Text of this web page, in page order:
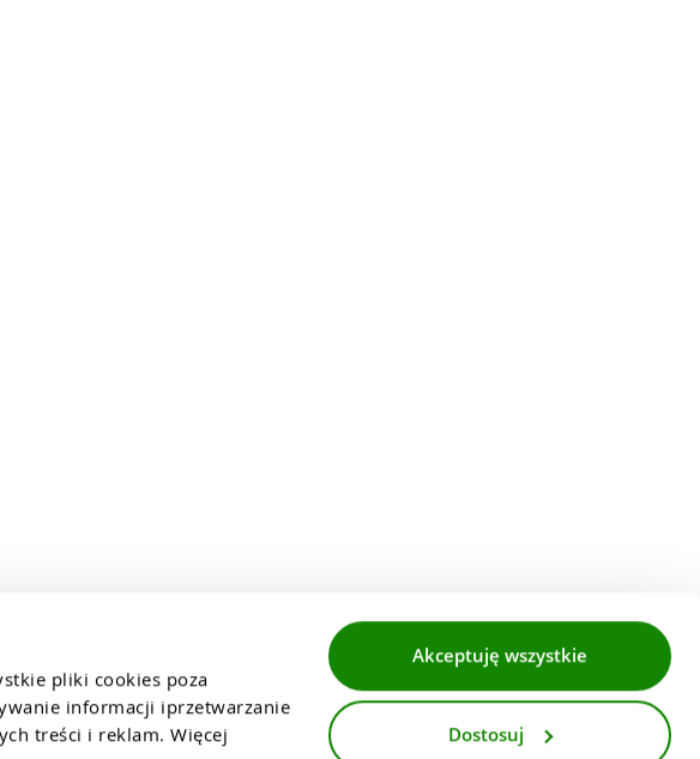
pliki cookies poza
informacji iprzetwarzanie
treści i reklam. Więcej
Akceptuję wszystkie
Dostosuj